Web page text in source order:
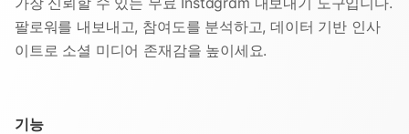
팔로워를 내보내고, 참여도를 분석하고, 데이터 기반 인사
이트로 소셜 미디어 존재감을 높이세요.
기능